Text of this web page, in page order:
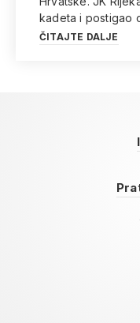
kadeta i postigao
ČITAJTE DALJE